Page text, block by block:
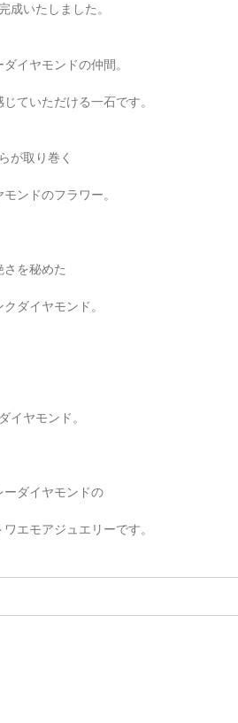
成いたしました。
イヤモンドの仲間。
ていただける一石です。
が取り巻く
ンドのフラワー。
を秘めた
ダイヤモンド。
イヤモンド。
ーダイヤモンドの
エモアジュエリーです。